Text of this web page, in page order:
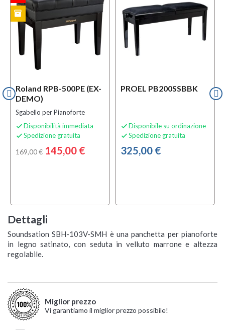
Roland RPB-500PE (EX-
DEMO)
Sgabello per Pianoforte
 Disponibilità immediata
 Spedizione gratuita
169,00 € 145,00 €
inventory
PROEL PB200SSBBK
 Disponibile su ordinazione
 Spedizione gratuita
325,00 €
Dettagli
Soundsation SBH-103V-SMH è una panchetta per pianoforte
in legno satinato, con seduta in velluto marrone e altezza
regolabile.
Miglior prezzo
Vi garantiamo il miglior prezzo possibile!